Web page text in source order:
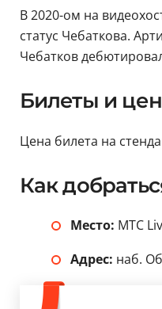
В 2020-ом на
статус Чебаткова.
Чебатков
Билеты и
Цена билета на
Как
Место: МТС
Адрес: наб.